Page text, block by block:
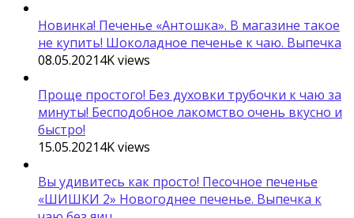
Новинка! Печенье «Антошка». В магазине такое
не купить! Шоколадное печенье к чаю. Выпечка
08.05.20214Kviews
Проще простого! Без духовки трубочки к чаю за
минуты! Бесподобное лакомство очень вкусно и
быстро!
15.05.20214Kviews
Вы удивитесь как просто! Песочное печенье
«ШИШКИ 2» Новогоднее печенье. Выпечка к